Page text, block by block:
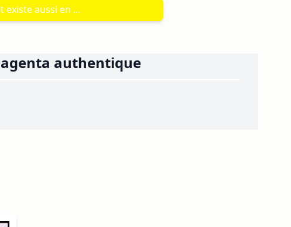
existe aussi en ...
authentique
go straight to carousel navigation using the skip links.